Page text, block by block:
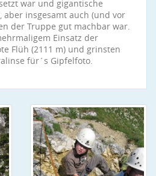
war und gigantische
aber insgesamt auch (und vor
der Truppe gut machbar war.
Einsatz der
Flüh (2111 m) und grinsten
für´s Gipfelfoto.